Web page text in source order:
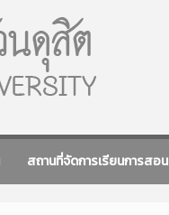
สถานที่จัดการเรียนการสอน